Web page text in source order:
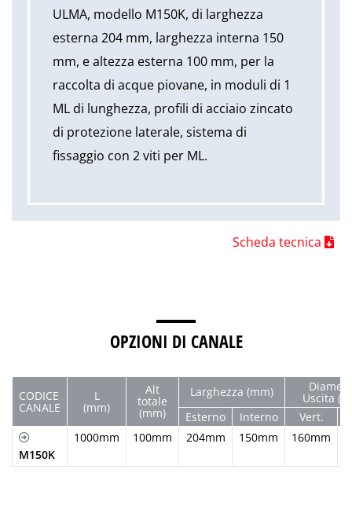
ULMA, modello M150K, di larghezza
esterna 204 mm, larghezza interna 150
mm, e altezza esterna 100 mm, per la
raccolta di acque piovane, in moduli di 1
ML di lunghezza, profili di acciaio zincato
di protezione laterale, sistema di
fissaggio con 2 viti per ML.
Scheda tecnica
OPZIONI DI CANALE
CODICE
CANALE
L
(mm)
Alt
totale
(mm)
Larghezza (mm)
Uscita
Esterno
Interno Vert.
M150K
1000mm 100mm 204mm 150mm 160mm